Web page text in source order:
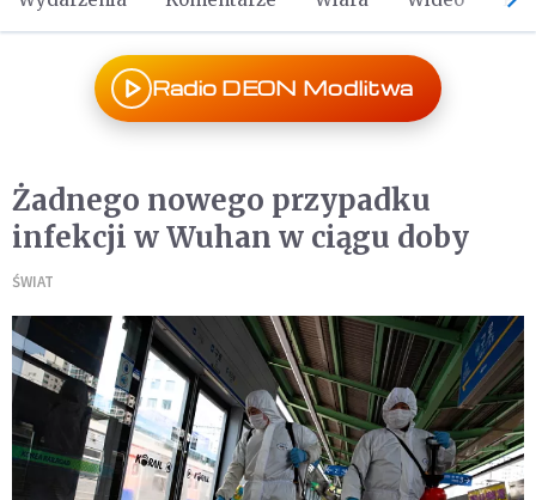
Radio DEON Modlitwa
Żadnego nowego przypadku
infekcji w Wuhan w ciągu doby
ŚWIAT